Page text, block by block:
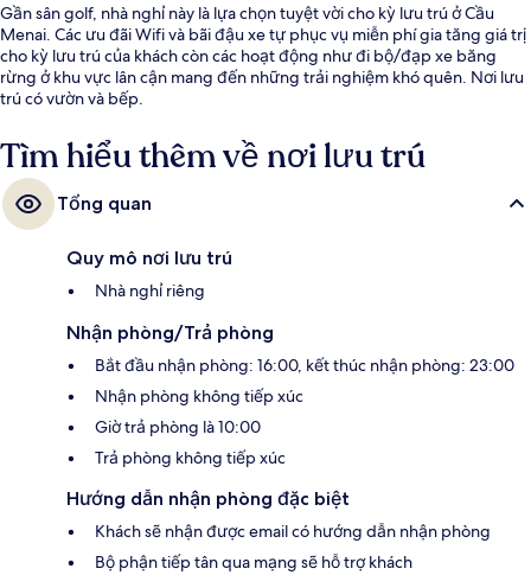
Gần sân golf, nhà nghỉ này là lựa chọn tuyệt vời cho kỳ lưu trú ở Cầu
Menai. Các ưu đãi Wifi và bãi đậu xe tự phục vụ miễn phí gia tăng giá trị
cho kỳ lưu trú của khách còn các hoạt động như đi bộ/đạp xe băng
rừng ở khu vực lân cận mang đến những trải nghiệm khó quên. Nơi lưu
trú có vườn và bếp.
Tìm hiểu thêm về nơi lưu trú
Tổng quan
Quy mô nơi lưu trú
Nhà nghỉ riêng
Nhận phòng/Trả phòng
Bắt đầu nhận phòng: 16:00, kết thúc nhận phòng: 23:00
Nhận phòng không tiếp xúc
Giờ trả phòng là 10:00
Trả phòng không tiếp xúc
Hướng dẫn nhận phòng đặc biệt
Khách sẽ nhận được email có hướng dẫn nhận phòng
Bộ phận tiếp tân qua mạng sẽ hỗ trợ khách